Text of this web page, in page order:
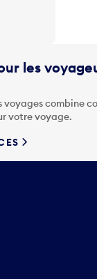
les
combine
votre voyage.